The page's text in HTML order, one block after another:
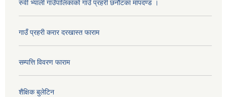
रुवी भ्याली गाउँपालिकाको गाउँ प्रहरी छनौटका मापदण्ड ।
गाउँ प्रहरी करार दरखास्त फाराम
सम्पत्ति विवरण फाराम
शैक्षिक बुलेटिन